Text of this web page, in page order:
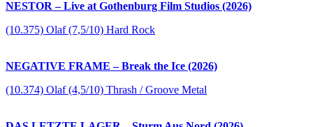
NESTOR – Live at Gothenburg Film Studios (2026)
(10.375) Olaf (7,5/10) Hard Rock
NEGATIVE FRAME – Break the Ice (2026)
(10.374) Olaf (4,5/10) Thrash / Groove Metal